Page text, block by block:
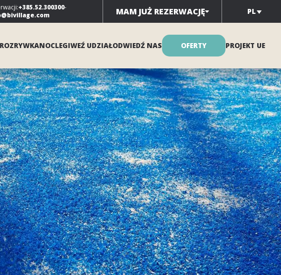
+385.52.300300-
MAM JUŻ REZERWACJĘ PL
ROZRYWKANOCLEGIWEŹ UDZIAŁODWIEDŹ NAS OFERTY PROJEKT UE